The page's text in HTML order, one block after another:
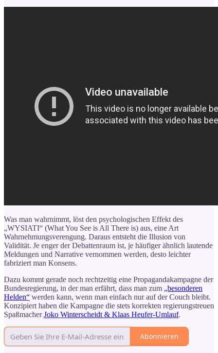
Was man wahrnimmt, löst den psychologischen Effekt des
„WYSIATI“ (What You See is All There is) aus, eine Art
Wahrnehmungsverengung. Daraus entsteht die Illusion von
Validität. Je enger der Debattenraum ist, je häufiger ähnlich lautende
Meldungen und Narrative vernommen werden, desto leichter
fabriziert man Konsens.
Dazu kommt gerade noch rechtzeitig eine Propagandakampagne der
Bundesregierung, in der man erfährt, dass man zum „besonderen
Helden“ werden kann, wenn man einfach nur auf der Couch bleibt.
Konzipiert haben die Kampagne die stets korrekten regierungstreuen
SpaßmacherJoko Winterscheidt & Klaas Heufer-Umlauf.
Abonnieren